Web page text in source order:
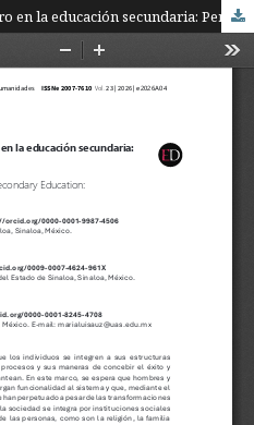
Roles y estereotipos de género en la educación secundaria: Percepciones del profesorado